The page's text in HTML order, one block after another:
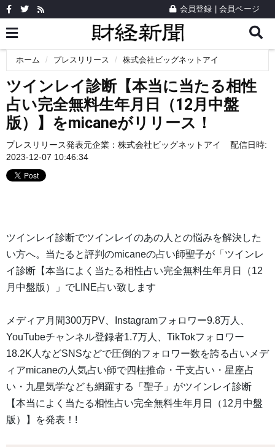
会員登録 会員ページ
ホーム プレスリリース 株式会社ビッグネットアイ
ツインレイ診断【本当に当たる相性
占い完全無料生年月日（12月中盤
版）】をmicaneがリリース！
プレスリリース発表元企業： 株式会社ビッグネットアイ
配信日時:
2023-12-07 10:46:34
ツインレイ診断でツインレイのあの人との悩みを解決した
い方へ。当たると評判のmicaneの占い師聖子が「ツインレ
イ診断【本当によく当たる相性占い完全無料生年月日（12
月中盤版）」でLINE占い致します
メディア月間300万PV、Instagramフォロワー9.8万人、
YouTubeチャンネル登録者1.7万人、TikTokフォロワー
18.2K人などSNSなどで圧倒的フォロワー数を誇る占いメデ
ィアmicaneの人気占い師で四柱推命・干支占い・星座占
い・九星気学なども網羅する「聖子」がツインレイ診断
【本当によく当たる相性占い完全無料生年月日（12月中盤
版）】を発表！!